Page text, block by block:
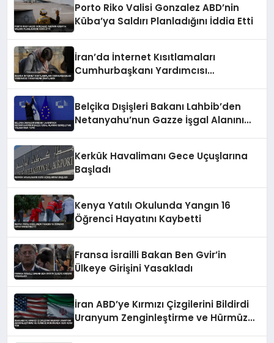
Porto Riko Valisi Gonzalez ABD’nin
Küba’ya Saldırı Planladığını İddia Etti
İran’da İnternet Kısıtlamaları
Cumhurbaşkanı Yardımcısı
Belçika Dışişleri Bakanı Lahbib’den
Netanyahu’nun Gazze İşgal Alanını
Kerkük Havalimanı Gece Uçuşlarına
Başladı
Kenya Yatılı Okulunda Yangın 16
Öğrenci Hayatını Kaybetti
Fransa İsrailli Bakan Ben Gvir’in
Ülkeye Girişini Yasakladı
İran ABD’ye Kırmızı Çizgilerini Bildirdi
Uranyum Zenginleştirme ve Hürmüz